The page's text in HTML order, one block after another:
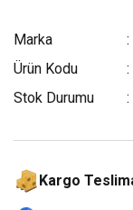
Marka
Ürün Kodu
Stok Durumu
Kargo